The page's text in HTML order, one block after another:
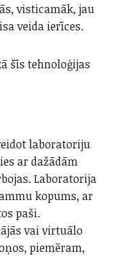
visticamāk, jau
veida ierīces.
šīs tehnoloģijas
laboratoriju
ar dažādām
Laboratorija
kopums, ar
paši.
vai virtuālo
piemēram,